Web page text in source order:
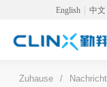
English 中文
Zuhause / Nachricht